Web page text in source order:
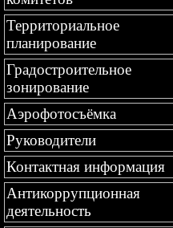
Территориальное
планирование
Градостроительное
зонирование
Аэрофотосъёмка
Руководители
Контактная информация
Антикоррупционная
деятельность